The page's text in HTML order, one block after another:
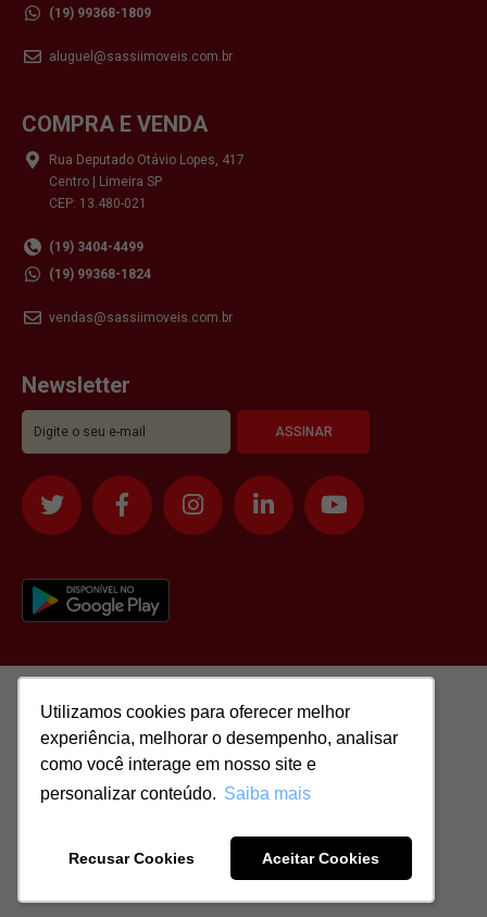
Utilizamos cookies para oferecer melhor
experiência, melhorar o desempenho, analisar
como você interage em nosso site e
personalizar conteúdo. Saiba mais
Recusar Cookies Aceitar Cookies
Utilizamos cookies para oferecer melhor
experiência, melhorar o desempenho, analisar
como você interage em nosso site e
personalizar conteúdo. Saiba mais
Recusar Cookies Aceitar Cookies
(19) 99368-1809
aluguel@sassiimoveis.com.br
COMPRA E VENDA
Rua Deputado Otávio Lopes, 417
Centro | Limeira SP
CEP: 13.480-021
(19) 3404-4499
(19) 99368-1824
vendas@sassiimoveis.com.br
Newsletter
51.417.293/0001-48 | CRECI: J-04970/1